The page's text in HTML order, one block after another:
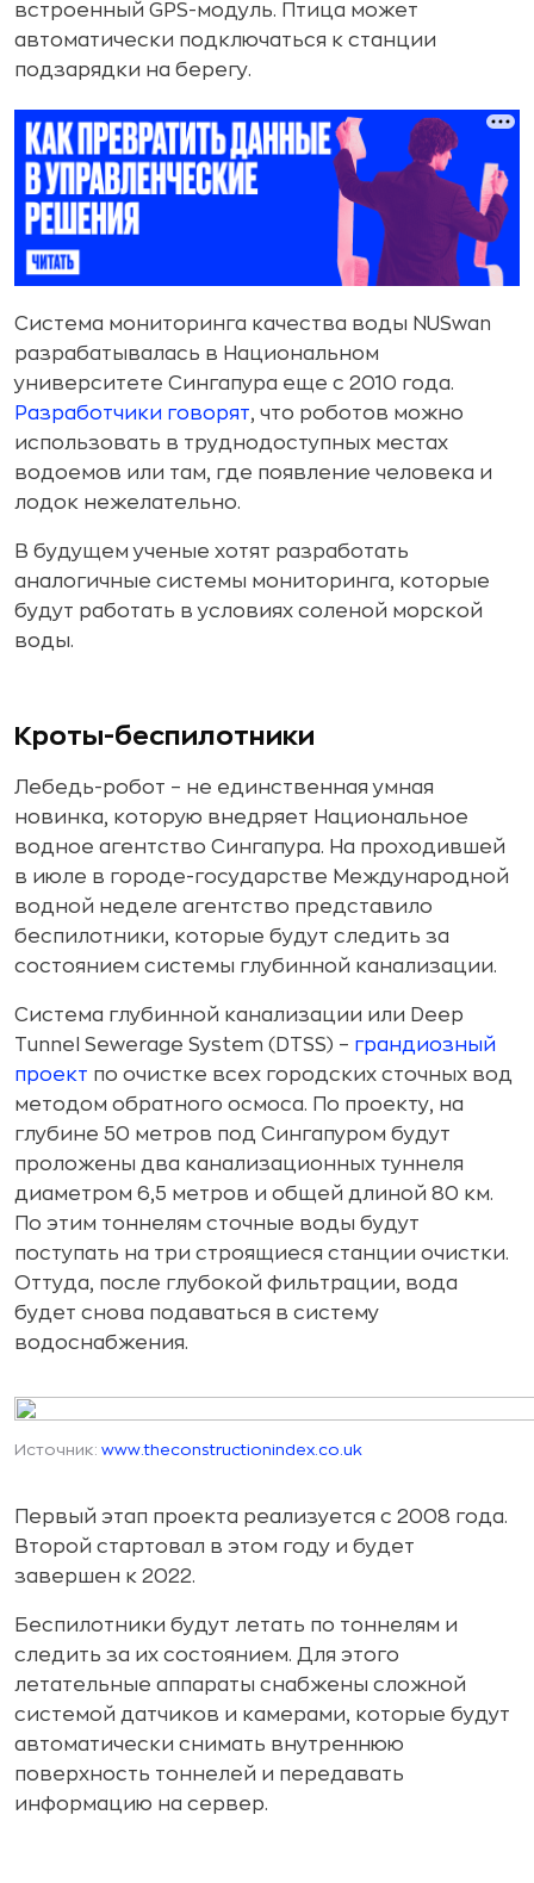
встроенный GPS-модуль. Птица может
автоматически подключаться к станции
подзарядки на берегу.
Система мониторинга качества воды NUSwan
разрабатывалась в Национальном
университете Сингапура еще с 2010 года.
Разработчики говорят, что роботов можно
использовать в труднодоступных местах
водоемов или там, где появление человека и
лодок нежелательно.
В будущем ученые хотят разработать
аналогичные системы мониторинга, которые
будут работать в условиях соленой морской
воды.
Кроты-беспилотники
Лебедь-робот – не единственная умная
новинка, которую внедряет Национальное
водное агентство Сингапура. На проходившей
в июле в городе-государстве Международной
водной неделе агентство представило
беспилотники, которые будут следить за
состоянием системы глубинной канализации.
Система глубинной канализации или Deep
Tunnel Sewerage System (DTSS) – грандиозный
проект по очистке всех городских сточных вод
методом обратного осмоса. По проекту, на
глубине 50 метров под Сингапуром будут
проложены два канализационных туннеля
диаметром 6,5 метров и общей длиной 80 км.
По этим тоннелям сточные воды будут
поступать на три строящиеся станции очистки.
Оттуда, после глубокой фильтрации, вода
будет снова подаваться в систему
водоснабжения.
Источник: www.theconstructionindex.co.uk
Первый этап проекта реализуется с 2008 года.
Второй стартовал в этом году и будет
завершен к 2022.
Беспилотники будут летать по тоннелям и
следить за их состоянием. Для этого
летательные аппараты снабжены сложной
системой датчиков и камерами, которые будут
автоматически снимать внутреннюю
поверхность тоннелей и передавать
информацию на сервер.